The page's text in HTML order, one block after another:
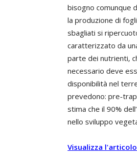
bisogno comunque
la produzione di
sbagliati si
caratterizzato da
parte dei nutrienti,
necessario deve
disponibilità nel
prevedono: pre-
stima che il 90%
nello sviluppo
Visualizza